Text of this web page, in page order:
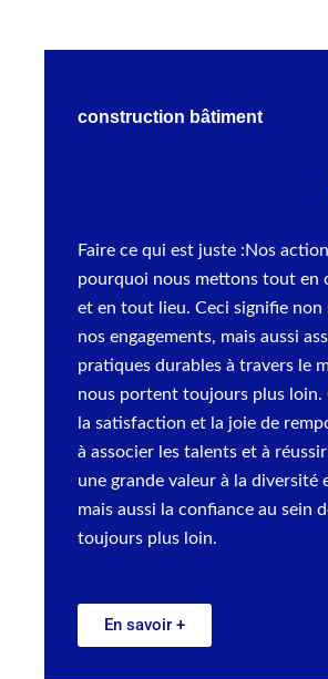
construction bâtiment
Faire ce qui est juste :Nos
pourquoi nous mettons tout
et en tout lieu. Ceci signifie
nos engagements, mais aussi
pratiques durables à travers le
nous portent toujours plus loin.
la satisfaction et la joie de
à associer les talents et à
une grande valeur à la diversité
mais aussi la confiance au sein
toujours plus loin.
En savoir +